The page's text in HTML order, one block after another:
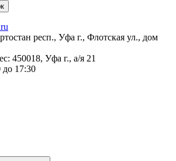
респ., Уфа г., Флотская ул., дом
450018, Уфа г., а/я 21
17:30